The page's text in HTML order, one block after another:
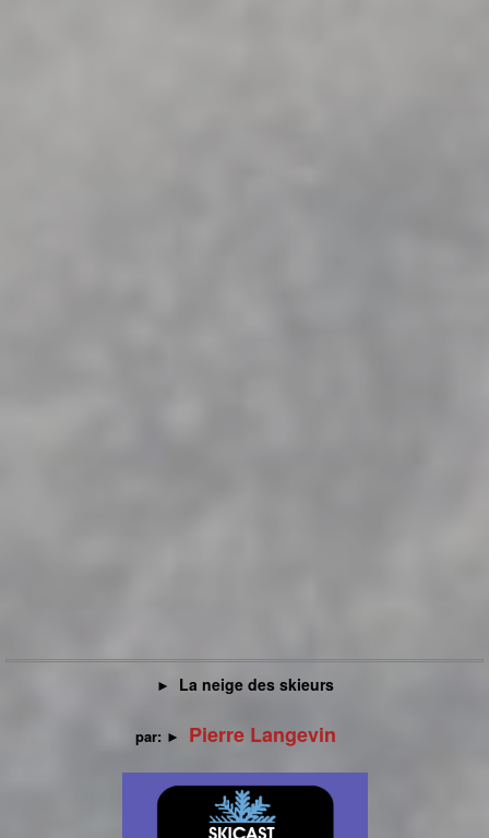
► La neige des skieurs
par: ► Pierre Langevin